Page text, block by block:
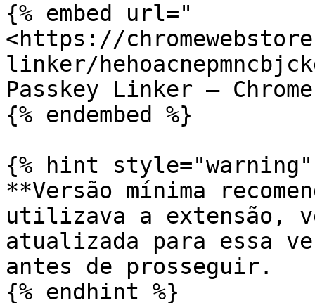
{% embed url="
<https://
linker/
Passkey Linker —
{% endembed %}
{% hint style="warning"
**Versão mínima
utilizava a extensão,
atualizada para essa
antes de prosseguir.
{% endhint %}